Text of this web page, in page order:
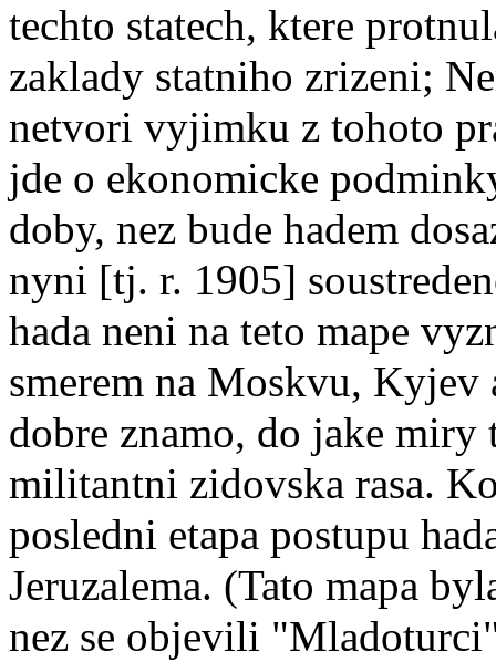
techto statech, ktere
zaklady statniho zrizeni;
netvori vyjimku z tohoto
jde o ekonomicke
doby, nez bude hadem
nyni [tj. r. 1905]
hada neni na teto mape
smerem na Moskvu,
dobre znamo, do jake miry
militantni zidovska rasa.
posledni etapa postupu
Jeruzalema. (Tato mapa
nez se objevili